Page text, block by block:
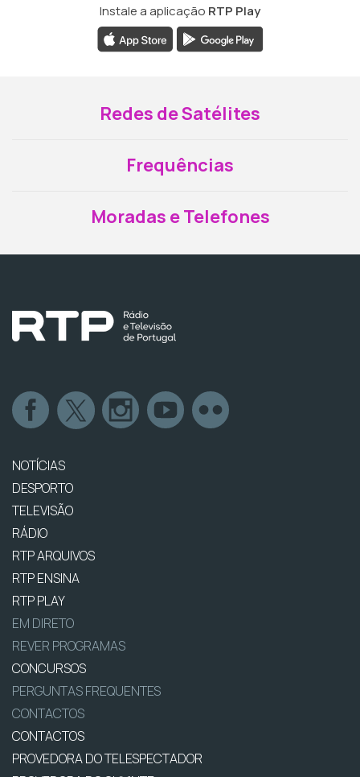
Instale a aplicação RTP Play
Redes de Satélites
Frequências
Moradas e Telefones
NOTÍCIAS
DESPORTO
TELEVISÃO
RÁDIO
RTP ARQUIVOS
RTP ENSINA
RTP PLAY
EM DIRETO
REVER PROGRAMAS
CONCURSOS
PERGUNTAS FREQUENTES
CONTACTOS
CONTACTOS
PROVEDORA DO TELESPECTADOR